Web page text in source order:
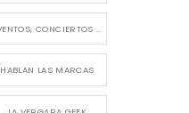
HABLAN LAS MARCAS